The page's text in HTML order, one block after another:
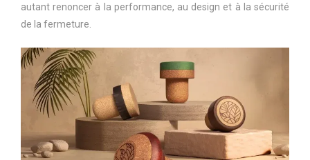
autant renoncer à la performance, au design et à la sécurité
de la fermeture.